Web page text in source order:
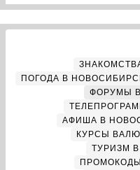
ПОГОДА В
ФОРУМЫ
АФИША В
КУРСЫ
ТУРИЗМ